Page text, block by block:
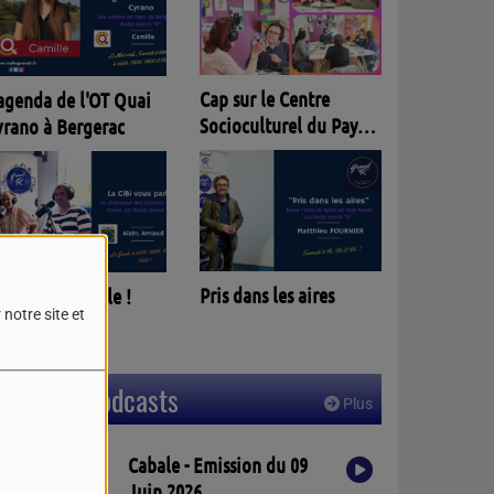
site et
Cap sur le Centre
Socioculturel du Pays
Foyen
Pris dans les aires
Entracte
Parlèm nostra lenga
Plus
Derniers podcasts
Cabale - Emission du 09